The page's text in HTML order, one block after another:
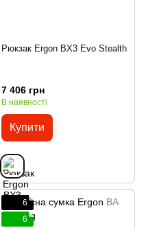
Рюкзак Ergon BX3 Evo Stealth
7 406 грн
В наявності
Купити
6
6